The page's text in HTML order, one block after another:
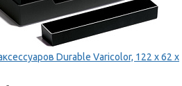
Durable Varicolor, 122 x 62 x